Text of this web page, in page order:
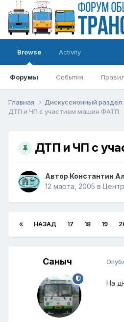
Browse
Форумы События
Activity
Главная Дискуссионный раздел
ДТП и ЧП с участием машин ФАТП
ДТП и ЧП с
Автор Константин
12 марта, 2005 в
НАЗАД 17 18 19
Саныч
На